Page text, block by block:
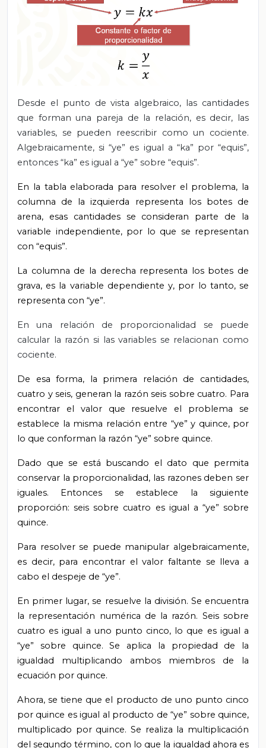
Desde el punto de vista algebraico, las cantidades
que forman una pareja de la relación, es decir, las
variables, se pueden reescribir como un cociente.
Algebraicamente, si “ye” es igual a “ka” por “equis”,
entonces “ka” es igual a “ye” sobre “equis”.
En la tabla elaborada para resolver el problema, la
columna de la izquierda representa los botes de
arena, esas cantidades se consideran parte de la
variable independiente, por lo que se representan
con “equis”.
La columna de la derecha representa los botes de
grava, es la variable dependiente y, por lo tanto, se
representa con “ye”.
En una relación de proporcionalidad se puede
calcular la razón si las variables se relacionan como
cociente.
De esa forma, la primera relación de cantidades,
cuatro y seis, generan la razón seis sobre cuatro. Para
encontrar el valor que resuelve el problema se
establece la misma relación entre “ye” y quince, por
lo que conforman la razón “ye” sobre quince.
Dado que se está buscando el dato que permita
conservar la proporcionalidad, las razones deben ser
iguales. Entonces se establece la siguiente
proporción: seis sobre cuatro es igual a “ye” sobre
quince.
Para resolver se puede manipular algebraicamente,
es decir, para encontrar el valor faltante se lleva a
cabo el despeje de “ye”.
En primer lugar, se resuelve la división. Se encuentra
la representación numérica de la razón. Seis sobre
cuatro es igual a uno punto cinco, lo que es igual a
“ye” sobre quince. Se aplica la propiedad de la
igualdad multiplicando ambos miembros de la
ecuación por quince.
Ahora, se tiene que el producto de uno punto cinco
por quince es igual al producto de “ye” sobre quince,
multiplicado por quince. Se realiza la multiplicación
del segundo término, con lo que la igualdad ahora es